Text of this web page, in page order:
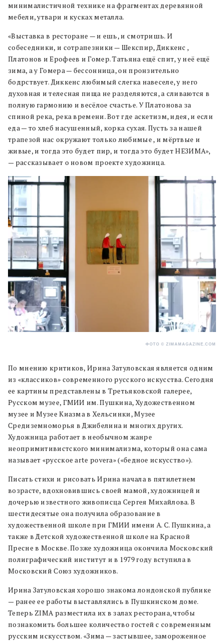
минималистичной технике на фрагментах деревянной
мебели, утвари и кусках металла.
«Выставка в ресторане — и ешь, и смотришь. И
собеседники, и сотрапезники — Шекспир, Диккенс ,
Платонов и Ерофеев и Гомер. Татьяна ещё спит, у неё ещё
зима, а у Гомера — бессонница, он пронзительно
бодрствует. Диккенс любимый слегка навеселе, у него
духовная и телесная пища не разделяются, а сливаются в
полную гармонию и весёлое счастье. У Платонова за
спиной река, река времени. Вот где аскетизм, идея, и если
еда — то хлеб насушенный, корка сухая. Пусть за нашей
трапезой нас окружают только любимые , и мёртвые и
живые, и тогда это будет пир, и тогда это будет НЕЗИМА»,
— рассказывает о новом проекте художница.
ФОТО © ZIMAMAGAZINE.COM
По мнению критиков, Ирина Затуловская является одним
из «классиков» современного русского искусства. Сегодня
ее картины представлены в Третьяковской галерее,
Русском музее, ГМИИ им. Пушкина, Художественном
музее и Музее Киазма в Хельсинки, Музее
Средиземноморья в Джибелина и многих других.
Художница работает в необычном жанре
неопримитивистского минимализма, который она сама
называет «русское arte povera» («бедное искусство»).
Писать стихи и рисовать Ирина начала в пятилетнем
возрасте, вдохновившись своей мамой, художницей и
дочерью известного живописца Сергея Михайлова. В
шестидесятые она получила образование в
художественной школе при ГМИИ имени А. С. Пушкина, а
также в Детской художественной школе на Красной
Пресне в Москве. Позже художница окончила Московский
полиграфический институт и в 1979 году вступила в
Московский Союз художников.
Ирина Затуловская хорошо знакома лондонской публике
— ранее ее работы выставлялись в Пушкинском доме.
Теперь ZIMA разместила их в залах ресторана, чтобы
познакомить большее количество гостей с современным
русским искусством. «Зима — застывшее, замороженное